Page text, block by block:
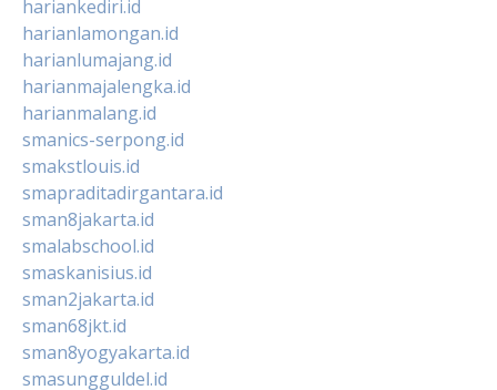
hariankediri.id
harianlamongan.id
harianlumajang.id
harianmajalengka.id
harianmalang.id
smanics-serpong.id
smakstlouis.id
smapraditadirgantara.id
sman8jakarta.id
smalabschool.id
smaskanisius.id
sman2jakarta.id
sman68jkt.id
sman8yogyakarta.id
smasungguldel.id